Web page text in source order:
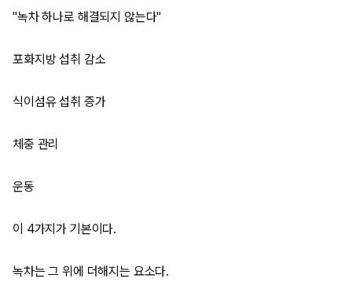
"녹차 하나로 해결되지 않는다"
포화지방 섭취 감소
식이섬유 섭취 증가
체중 관리
운동
이 4가지가 기본이다.
녹차는 그 위에 더해지는 요소다.